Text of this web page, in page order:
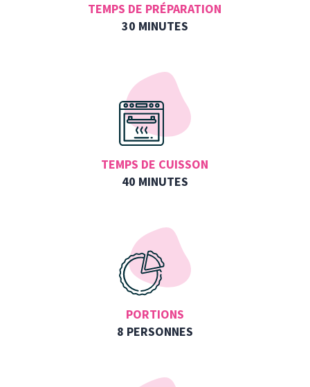
TEMPS DE PRÉPARATION
30 MINUTES
TEMPS DE CUISSON
40 MINUTES
PORTIONS
8 PERSONNES